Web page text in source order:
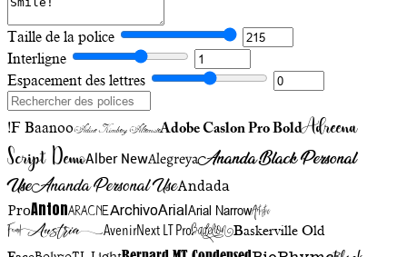
Taille de la police
Interligne
Espacement des lettres
!F BaanooAdine Kirnberg AlternateAdobe Caslon Pro BoldAdreena
Script DemoAlber NewAlegreyaAnanda Black Personal
UseAnanda Personal UseAndada
ProAntonAracneArchivoArialArial NarrowArtistic
FriendAustriaAvenirNext LT ProBadelionBaskerville Old